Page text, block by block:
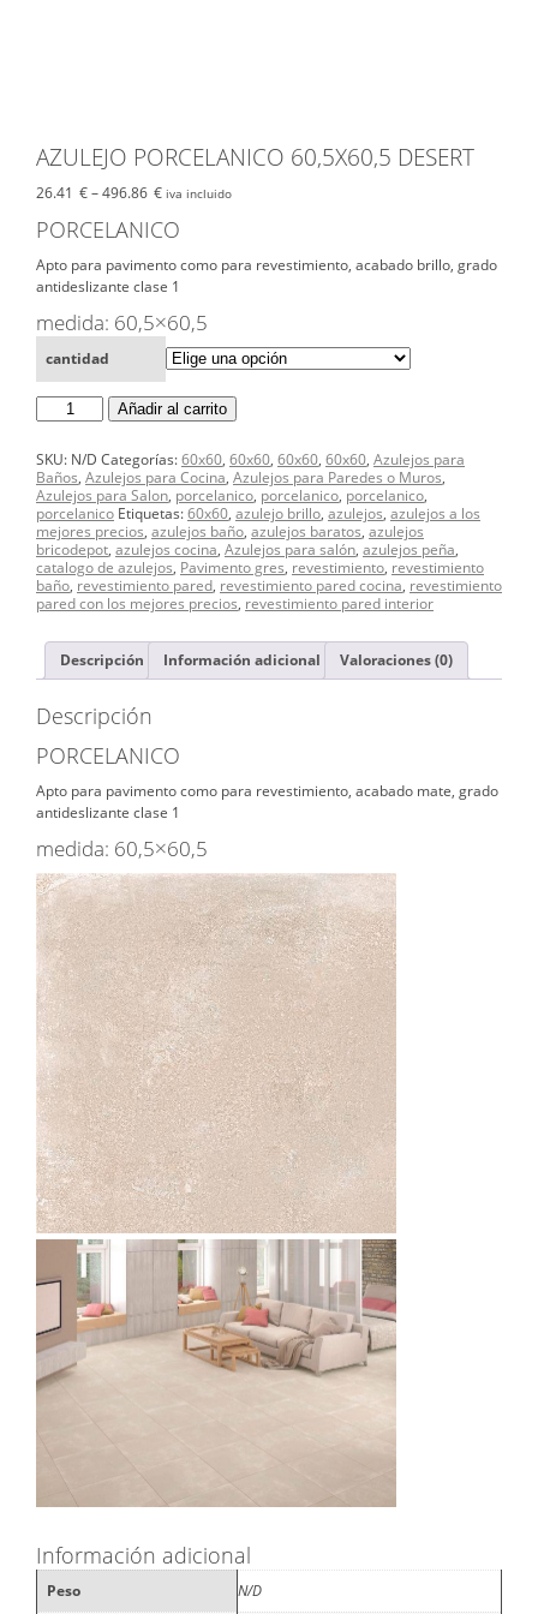
AZULEJO PORCELANICO 60,5X60,5 DESERT
26.41 €–496.86 € iva incluido
PORCELANICO
Apto para pavimento como para revestimiento, acabado brillo, grado
antideslizante clase 1
medida: 60,5×60,5
cantidad
AZULEJO
PORCELANICO
DESERT
cantidad
Añadir al carrito
SKU: N/D Categorías:60x60, 60x60, 60x60, 60x60, Azulejos para
Baños, Azulejos para Cocina, Azulejos para Paredes o Muros,
Azulejos para Salon, porcelanico, porcelanico, porcelanico,
porcelanico Etiquetas:60x60, azulejo brillo, azulejos, azulejos a los
mejores precios, azulejos baño, azulejos baratos, azulejos
bricodepot, azulejos cocina, Azulejos para salón, azulejos peña,
catalogo de azulejos, Pavimento gres, revestimiento, revestimiento
baño, revestimiento pared, revestimiento pared cocina, revestimiento
pared con los mejores precios, revestimiento pared interior
Descripción Información adicional Valoraciones (0)
Descripción
PORCELANICO
Apto para pavimento como para revestimiento, acabado mate, grado
antideslizante clase 1
medida: 60,5×60,5
Información adicional
Peso N/D